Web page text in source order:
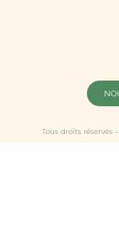
Tous droits réservés